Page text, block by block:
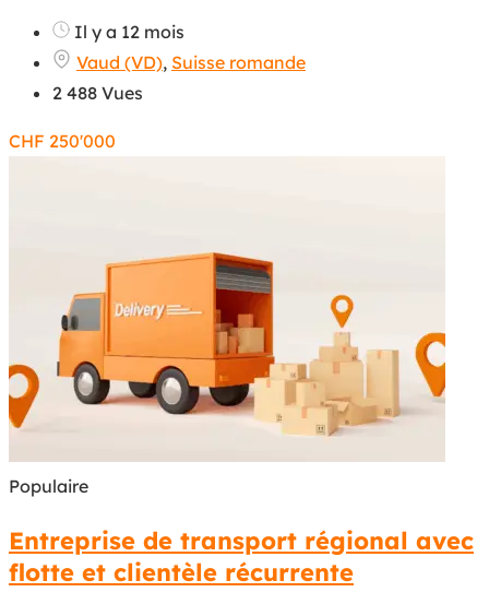
Il y a 12 mois
Vaud (VD), Suisse romande
2 488 Vues
CHF 250'000
Populaire
Entreprise de transport régional avec
flotte et clientèle récurrente